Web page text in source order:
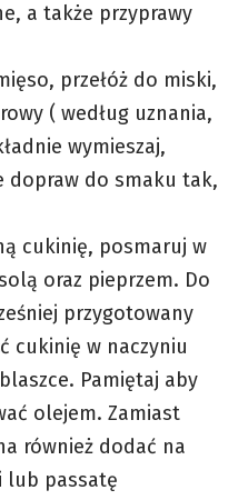
a także przyprawy
przełóż do miski,
( według uznania,
wymieszaj,
dopraw do smaku tak,
cukinię, posmaruj w
oraz pieprzem. Do
przygotowany
cukinię w naczyniu
Pamiętaj aby
olejem. Zamiast
również dodać na
lub passatę